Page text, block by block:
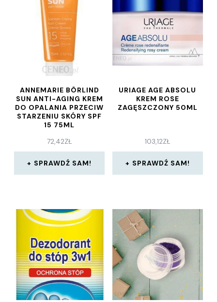
ANNEMARIE BÖRLIND
SUN ANTI-AGING KREM
DO OPALANIA PRZECIW
STARZENIU SKÓRY SPF
15 75ML
72,42ZŁ
SPRAWDŹ SAM!
URIAGE AGE ABSOLU
KREM ROSE
ZAGĘSZCZONY 50ML
103,12ZŁ
SPRAWDŹ SAM!